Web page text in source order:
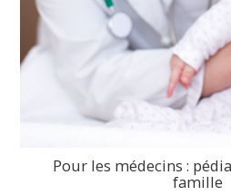
Pour les médecins :
famille